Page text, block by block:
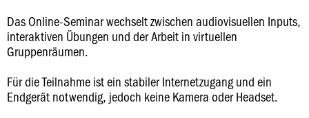
Das Online-Seminar wechselt zwischen audiovisuellen Inputs,
interaktiven Übungen und der Arbeit in virtuellen
Gruppenräumen.
Für die Teilnahme ist ein stabiler Internetzugang und ein
Endgerät notwendig, jedoch keine Kamera oder Headset.